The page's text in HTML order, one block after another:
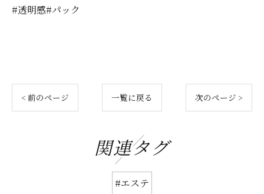
#透明感#パック
< 前のページ 一覧に戻る 次のページ >
関連タグ
#エステ